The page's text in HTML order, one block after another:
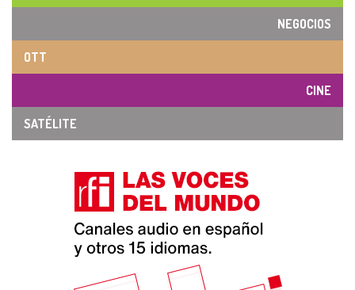
NEGOCIOS
OTT
CINE
SATÉLITE